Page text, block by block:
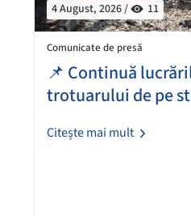
4 August, 2026 / 11
Comunicate de presă
📌 Continuă
trotuarului de pe
Citește mai mult